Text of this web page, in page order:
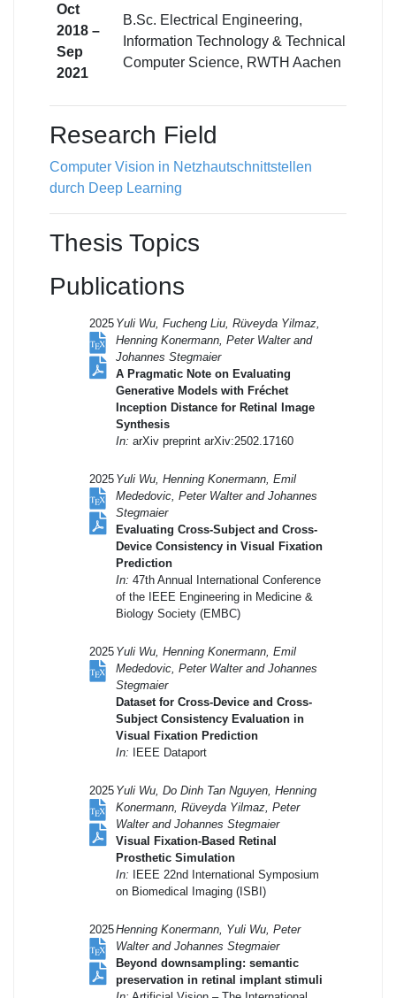
Oct
2018 –
Sep
2021
B.Sc. Electrical Engineering,
Information Technology & Technical
Computer Science, RWTH Aachen
Research Field
Computer Vision in Netzhautschnittstellen
durch Deep Learning
Thesis Topics
Publications
2025 Yuli Wu, Fucheng Liu, Rüveyda Yilmaz,
Henning Konermann, Peter Walter and
Johannes Stegmaier
A Pragmatic Note on Evaluating
Generative Models with Fréchet
Inception Distance for Retinal Image
Synthesis
In: arXiv preprint arXiv:2502.17160
2025 Yuli Wu, Henning Konermann, Emil
Mededovic, Peter Walter and Johannes
Stegmaier
Evaluating Cross-Subject and Cross-
Device Consistency in Visual Fixation
Prediction
In: 47th Annual International Conference
of the IEEE Engineering in Medicine &
Biology Society (EMBC)
2025 Yuli Wu, Henning Konermann, Emil
Mededovic, Peter Walter and Johannes
Stegmaier
Dataset for Cross-Device and Cross-
Subject Consistency Evaluation in
Visual Fixation Prediction
In: IEEE Dataport
2025 Yuli Wu, Do Dinh Tan Nguyen, Henning
Konermann, Rüveyda Yilmaz, Peter
Walter and Johannes Stegmaier
Visual Fixation-Based Retinal
Prosthetic Simulation
In: IEEE 22nd International Symposium
on Biomedical Imaging (ISBI)
2025Henning Konermann, Yuli Wu, Peter
Walter and Johannes Stegmaier
Beyond downsampling: semantic
preservation in retinal implant stimuli